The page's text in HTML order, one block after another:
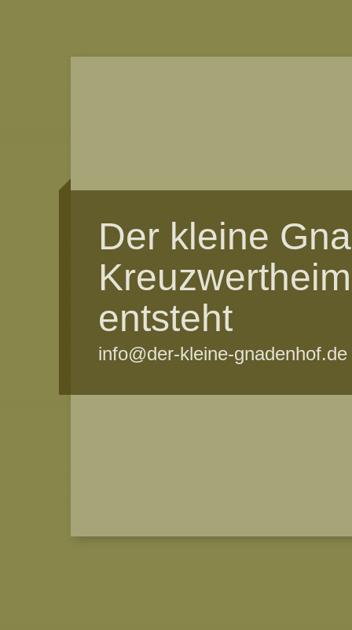
Der kleine
entsteht
info@der-kleine-gnadenhof.de